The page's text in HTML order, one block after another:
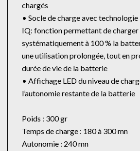
chargés
• Socle de charge avec
IQ: fonction permettant de charger
systématiquement à 100 % la
une utilisation prolongée, tout en
durée de vie de la batterie
• Affichage LED du niveau de
l’autonomie restante de la batterie
Poids : 300 gr
Temps de charge : 180 à 300 mn
Autonomie : 240 mn